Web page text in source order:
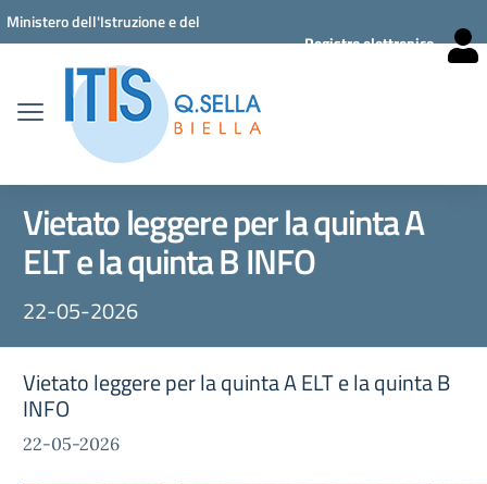
Vai ai contenuti
Vai al menu di navigazione
Vai al footer
Ministero dell'Istruzione e del
Registro elettronico
Vietato leggere per la quinta A
ELT e la quinta B INFO
22-05-2026
Vietato leggere per la quinta A ELT e la quinta B
INFO
22-05-2026